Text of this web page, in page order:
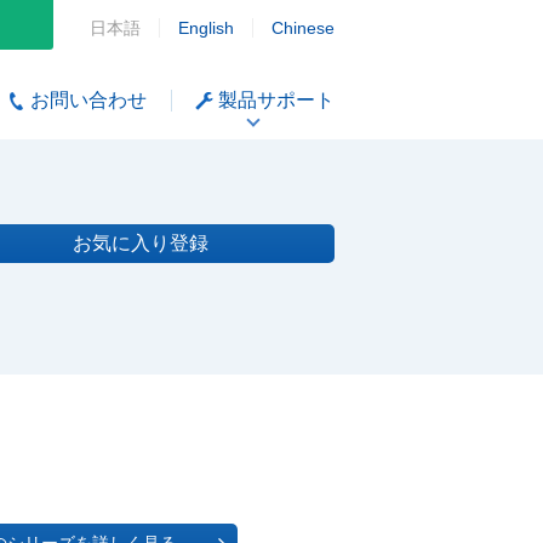
日本語 English Chinese
お問い合わせ 製品サポート
お気に入り登録